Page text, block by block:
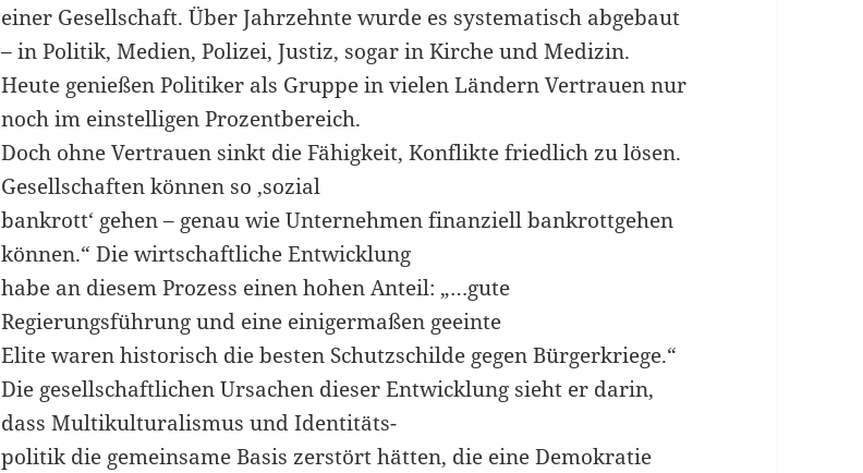
einer Gesellschaft. Über Jahrzehnte wurde es systematisch abgebaut
– in Politik, Medien, Polizei, Justiz, sogar in Kirche und Medizin.
Heute genießen Politiker als Gruppe in vielen Ländern Vertrauen nur
noch im einstelligen Prozentbereich.
Doch ohne Vertrauen sinkt die Fähigkeit, Konflikte friedlich zu lösen.
Gesellschaften können so ‚sozial
bankrott‘ gehen – genau wie Unternehmen finanziell bankrottgehen
können.“ Die wirtschaftliche Entwicklung
habe an diesem Prozess einen hohen Anteil: „…gute
Regierungsführung und eine einigermaßen geeinte
Elite waren historisch die besten Schutzschilde gegen Bürgerkriege.“
Die gesellschaftlichen Ursachen dieser Entwicklung sieht er darin,
dass Multikulturalismus und Identitäts-
politik die gemeinsame Basis zerstört hätten, die eine Demokratie